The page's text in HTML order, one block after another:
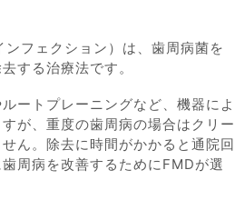
フェクション）は、歯周病菌を
する治療法です。
ートプレーニングなど、機器によ
が、重度の歯周病の場合はクリー
ん。除去に時間がかかると通院回
周病を改善するためにFMDが選